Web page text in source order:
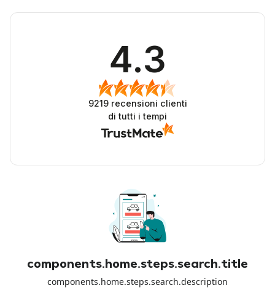
4.3
9219recensioni clienti
di tutti i tempi
components.home.steps.search.title
components.home.steps.search.description